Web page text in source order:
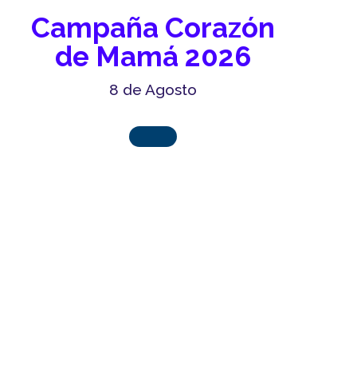
Campaña Corazón
de Mamá 2026
8 de Agosto